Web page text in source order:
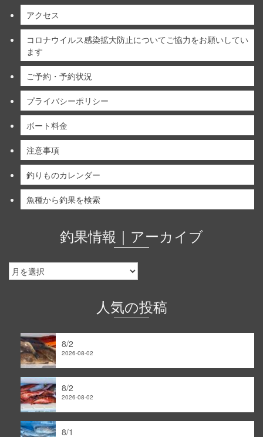
アクセス
コロナウイルス感染拡大防止についてご協力をお願いしてい
ます
ご予約・予約状況
プライバシーポリシー
ボート料金
注意事項
釣りものカレンダー
魚種から釣果を検索
釣果情報｜アーカイブ
釣
果
人気の投稿
8/2
2026-08-02
8/2
2026-08-02
8/1